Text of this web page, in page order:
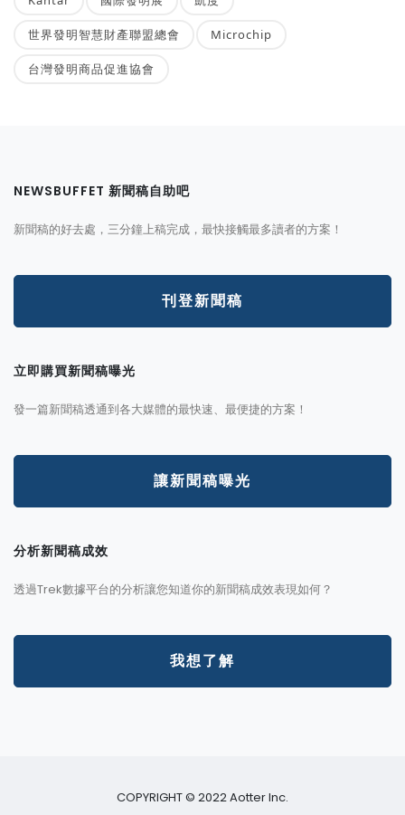
世界發明智慧財產聯盟總會 Microchip
台灣發明商品促進協會
NEWSBUFFET 新聞稿自助吧
新聞稿的好去處，三分鐘上稿完成，最快接觸最多讀者的方案！
刊登新聞稿
立即購買新聞稿曝光
發一篇新聞稿透通到各大媒體的最快速、最便捷的方案！
讓新聞稿曝光
分析新聞稿成效
透過Trek數據平台的分析讓您知道你的新聞稿成效表現如何？
我想了解
COPYRIGHT © 2022 Aotter Inc.